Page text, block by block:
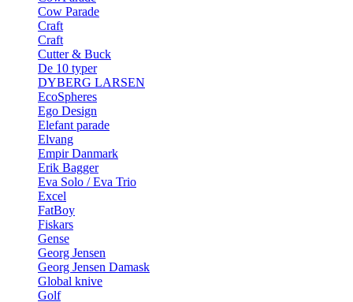
Cow Parade
Craft
Craft
Cutter & Buck
De 10 typer
DYBERG LARSEN
EcoSpheres
Ego Design
Elefant parade
Elvang
Empir Danmark
Erik Bagger
Eva Solo / Eva Trio
Excel
FatBoy
Fiskars
Gense
Georg Jensen
Georg Jensen Damask
Global knive
Golf